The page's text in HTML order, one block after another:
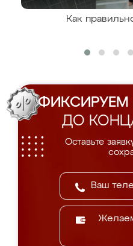
Как
ФИКСИРУЕМ
ДО
Оставьте